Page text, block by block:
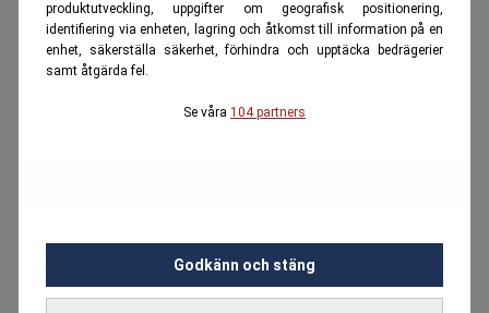
produktutveckling, uppgifter om geografisk positionering,
identifiering via enheten, lagring och åtkomst till information på en
enhet, säkerställa säkerhet, förhindra och upptäcka bedrägerier
samt åtgärda fel.
Se våra 104 partners
Godkänn och stäng